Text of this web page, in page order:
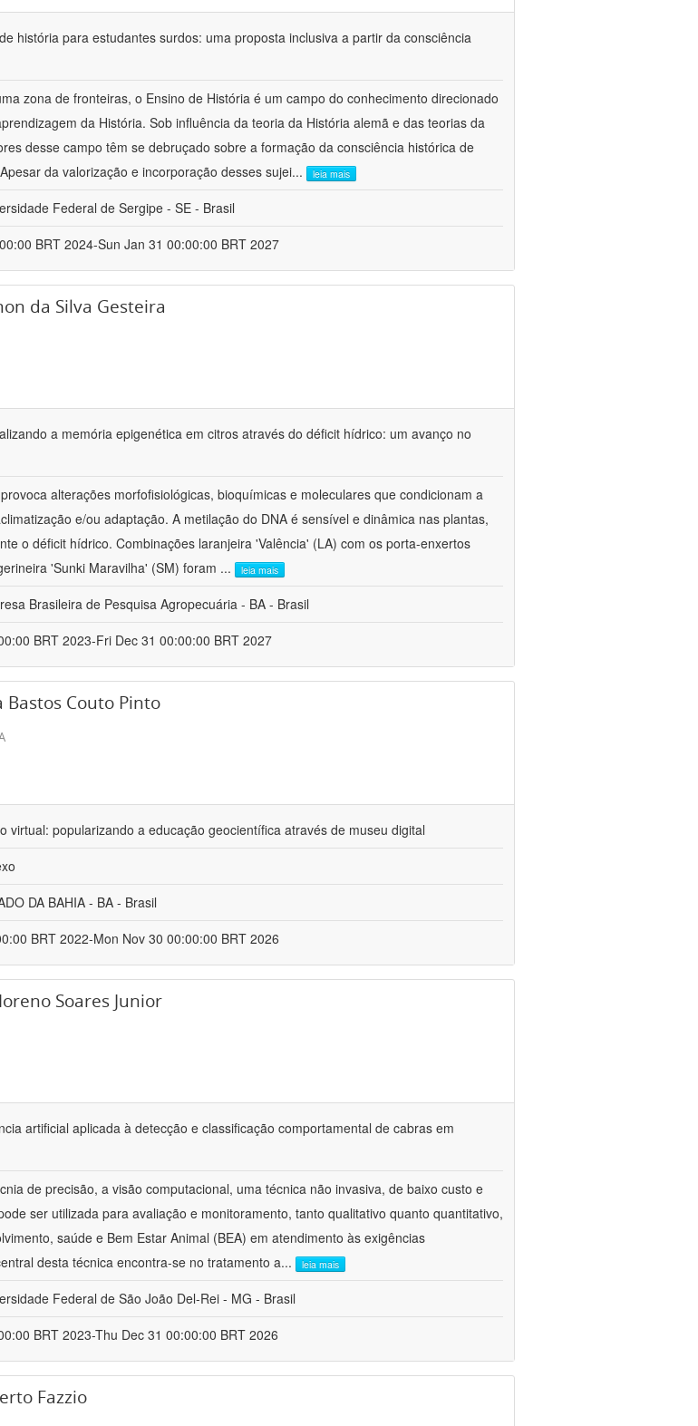
história para estudantes surdos: uma proposta inclusiva a partir da consciência
zona de fronteiras, o Ensino de História é um campo do conhecimento direcionado
da História. Sob influência da teoria da História alemã e das teorias da
desse campo têm se debruçado sobre a formação da consciência histórica de
da valorização e incorporação desses sujei... leia mais
Federal de Sergipe - SE - Brasil
BRT 2024-Sun Jan 31 00:00:00 BRT 2027
da Silva Gesteira
a memória epigenética em citros através do déficit hídrico: um avanço no
alterações morfofisiológicas, bioquímicas e moleculares que condicionam a
e/ou adaptação. A metilação do DNA é sensível e dinâmica nas plantas,
o déficit hídrico. Combinações laranjeira 'Valência' (LA) com os porta-enxertos
'Sunki Maravilha' (SM) foram ... leia mais
Brasileira de Pesquisa Agropecuária - BA - Brasil
BRT 2023-Fri Dec 31 00:00:00 BRT 2027
Bastos Couto Pinto
virtual: popularizando a educação geocientífica através de museu digital
DA BAHIA - BA - Brasil
BRT 2022-Mon Nov 30 00:00:00 BRT 2026
Soares Junior
artificial aplicada à detecção e classificação comportamental de cabras em
de precisão, a visão computacional, uma técnica não invasiva, de baixo custo e
ser utilizada para avaliação e monitoramento, tanto qualitativo quanto quantitativo,
saúde e Bem Estar Animal (BEA) em atendimento às exigências
desta técnica encontra-se no tratamento a... leia mais
Federal de São João Del-Rei - MG - Brasil
BRT 2023-Thu Dec 31 00:00:00 BRT 2026
Fazzio